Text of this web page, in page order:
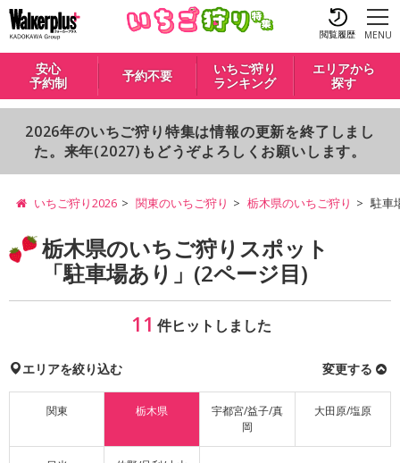
閲覧履歴 MENU
安心
予約制
予約不要
いちご狩り
ランキング
エリアから
探す
2026年のいちご狩り特集は情報の更新を終了しまし
た。来年(2027)もどうぞよろしくお願いします。
いちご狩り2026 関東のいちご狩り 栃木県のいちご狩り 駐車
栃木県のいちご狩りスポット
「駐車場あり」(2ページ目)
11 件ヒットしました
エリアを絞り込む 変更する
関東 栃木県
宇都宮/益子/真
岡
大田原/塩原